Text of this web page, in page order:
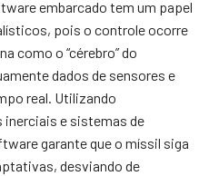
embarcado tem um papel
pois o controle ocorre
como o “cérebro” do
dados de sensores e
real. Utilizando
inerciais e sistemas de
garante que o míssil siga
desviando de